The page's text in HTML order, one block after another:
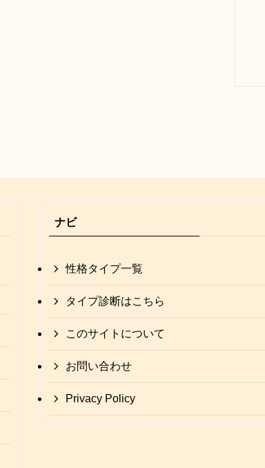
ナビ
性格タイプ一覧
タイプ診断はこちら
このサイトについて
お問い合わせ
Privacy Policy